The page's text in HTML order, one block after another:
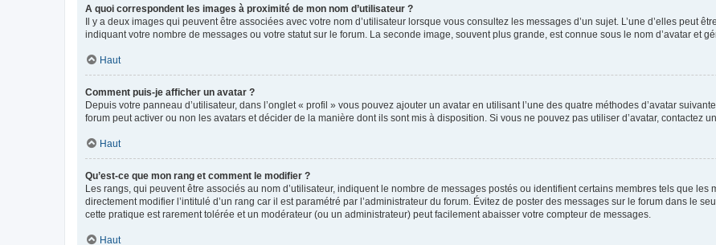
A quoi correspondent les images à proximité de mon nom d’utilisateur ?
Il y a deux images qui peuvent être associées avec votre nom d’utilisateur lorsque vous consultez les messages d’un sujet. L’une d’elles peut
indiquant votre nombre de messages ou votre statut sur le forum. La seconde image, souvent plus grande, est connue sous le nom d’avatar et
Haut
Comment puis-je afficher un avatar ?
Depuis votre panneau d’utilisateur, dans l’onglet « profil » vous pouvez ajouter un avatar en utilisant l’une des quatre méthodes d’avatar
forum peut activer ou non les avatars et décider de la manière dont ils sont mis à disposition. Si vous ne pouvez pas utiliser d’avatar, contactez
Haut
Qu’est-ce que mon rang et comment le modifier ?
Les rangs, qui peuvent être associés au nom d’utilisateur, indiquent le nombre de messages postés ou identifient certains membres tels que
directement modifier l’intitulé d’un rang car il est paramétré par l’administrateur du forum. Évitez de poster des messages sur le forum dans le
cette pratique est rarement tolérée et un modérateur (ou un administrateur) peut facilement abaisser votre compteur de messages.
Haut